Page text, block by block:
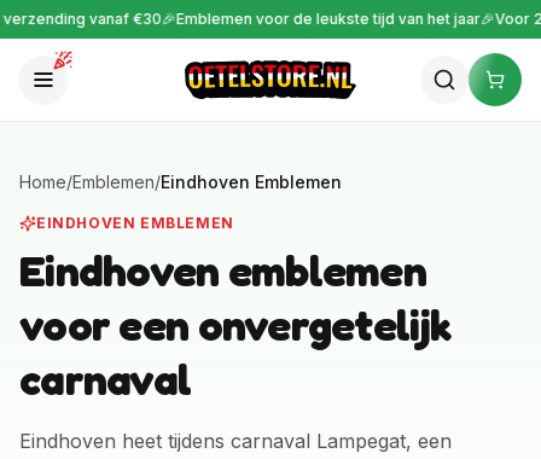
vanaf €30 🎉Emblemen voor de leukste tijd van het jaar🎉Voor
Home/Emblemen/Eindhoven Emblemen
EINDHOVEN EMBLEMEN
Eindhoven emblemen
voor een onvergetelijk
carnaval
Eindhoven heet tijdens carnaval Lampegat, een